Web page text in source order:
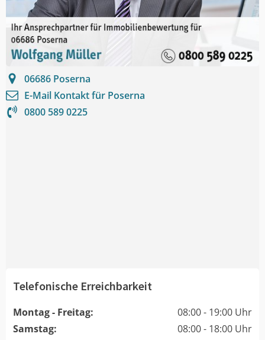
06686 Poserna
E-Mail Kontakt für Poserna
0800 589 0225
Telefonische Erreichbarkeit
Montag - Freitag:
08:00 - 19:00 Uhr
Samstag:
08:00 - 18:00 Uhr